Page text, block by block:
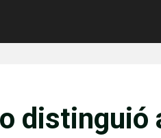
distinguió